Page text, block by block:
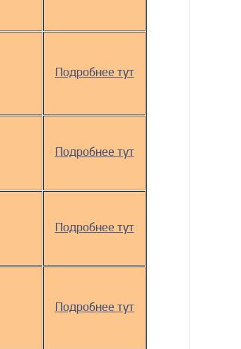
Подробнее тут
Подробнее тут
Подробнее тут
Подробнее тут